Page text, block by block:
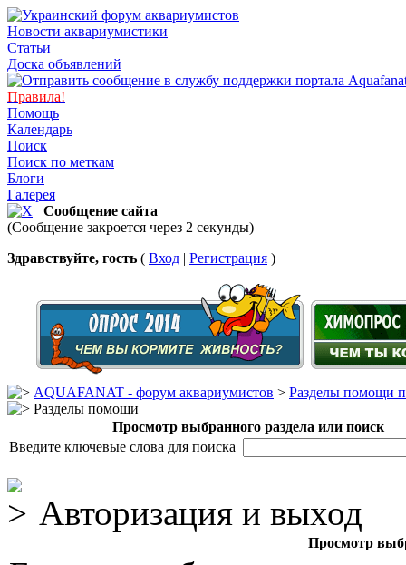
Новости аквариумистики
Статьи
Доска объявлений
Правила!
Помощь
Календарь
Поиск
Поиск по меткам
Блоги
Галерея
Сообщение сайта
(Сообщение закроется через 2 секунды)
Здравствуйте, гость ( Вход | Регистрация )
AQUAFANAT - форум аквариумистов > Разделы помощи
Разделы помощи
Просмотр выбранного раздела или поиск
Введите ключевые слова для поиска
Авторизация и выход
Просмотр